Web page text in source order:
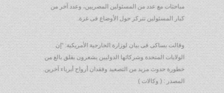
مباحثات مع عدد من المسئولين المصريين، وعدد آخر من
كبار المسئولين تتركز حول الأوضاع فى غزة.
وقالت بساكى فى بيان لوزارة الخارجية الأمريكية: “إن
الولايات المتحدة وشركائها الدوليين يشعرون بقلق بالغ من
خطورة حدوث مزيد من التصعيد وفقدان أرواح أبرياء آخرين.
المصدر : ( وكالات )